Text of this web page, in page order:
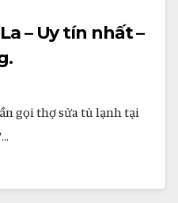
– Uy tín nhất –
gọi thợ sửa tủ lạnh tại